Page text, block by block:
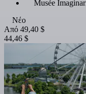
Musée
Νέο
Από 49,40 $
44,46 $